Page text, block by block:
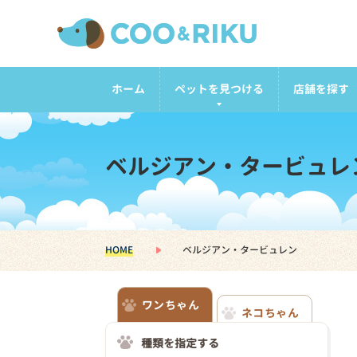
ホーム ペットを見つける 店舗を探す
ベルジアン・タービュレ
HOME ベルジアン・タービュレン
ワンちゃん
ネコちゃん
種類を指定する